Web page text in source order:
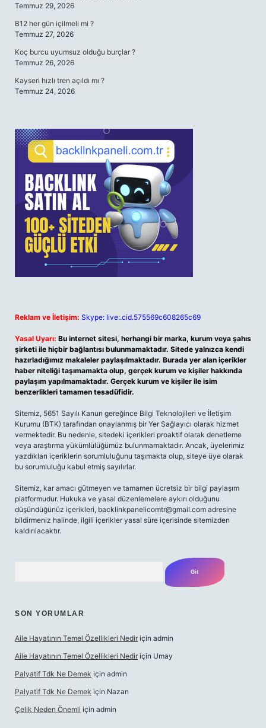
Temmuz 29, 2026
B12 her gün içilmeli mi ?
Temmuz 27, 2026
Koç burcu uyumsuz olduğu burçlar ?
Temmuz 26, 2026
Kayseri hızlı tren açıldı mı ?
Temmuz 24, 2026
Reklam ve İletişim: Skype: live:.cid.575569c608265c69
Yasal Uyarı: Bu internet sitesi, herhangi bir marka, kurum veya şahıs
şirketi ile hiçbir bağlantısı bulunmamaktadır. Sitede yalnızca kendi
hazırladığımız makaleler paylaşılmaktadır. Burada yer alan içerikler
haber niteliği taşımamakta olup, gerçek kurum ve kişiler hakkında
paylaşım yapılmamaktadır. Gerçek kurum ve kişiler ile isim
benzerlikleri tamamen tesadüfidir.
Sitemiz, 5651 Sayılı Kanun gereğince Bilgi Teknolojileri ve İletişim
Kurumu (BTK) tarafından onaylanmış bir Yer Sağlayıcı olarak hizmet
vermektedir. Bu nedenle, sitedeki içerikleri proaktif olarak denetleme
veya araştırma yükümlülüğümüz bulunmamaktadır. Ancak, üyelerimiz
yazdıkları içeriklerin sorumluluğunu taşımakta olup, siteye üye olarak
bu sorumluluğu kabul etmiş sayılırlar.
Sitemiz, kar amacı gütmeyen ve tamamen ücretsiz bir bilgi paylaşım
platformudur. Hukuka ve yasal düzenlemelere aykırı olduğunu
düşündüğünüz içerikleri, backlinkpanelicomtr@gmail.com adresine
bildirmeniz halinde, ilgili içerikler yasal süre içerisinde sitemizden
kaldırılacaktır.
SON YORUMLAR
Aile Hayatının Temel Özellikleri Nedir için admin
Aile Hayatının Temel Özellikleri Nedir için Umay
Palyatif Tdk Ne Demek için admin
Palyatif Tdk Ne Demek için Nazan
Çelik Neden Önemli için admin